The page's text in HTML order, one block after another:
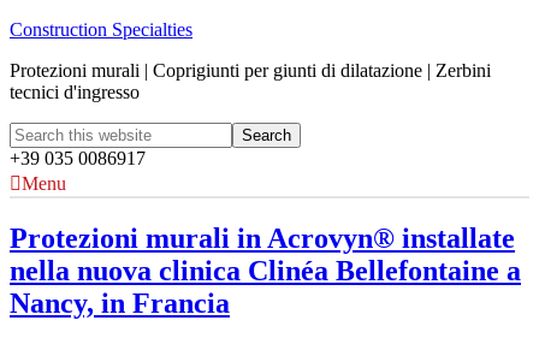
Construction Specialties
Protezioni murali | Coprigiunti per giunti di dilatazione | Zerbini
tecnici d'ingresso
+39 035 0086917
Menu
Protezioni murali in Acrovyn® installate
nella nuova clinica Clinéa Bellefontaine a
Nancy, in Francia